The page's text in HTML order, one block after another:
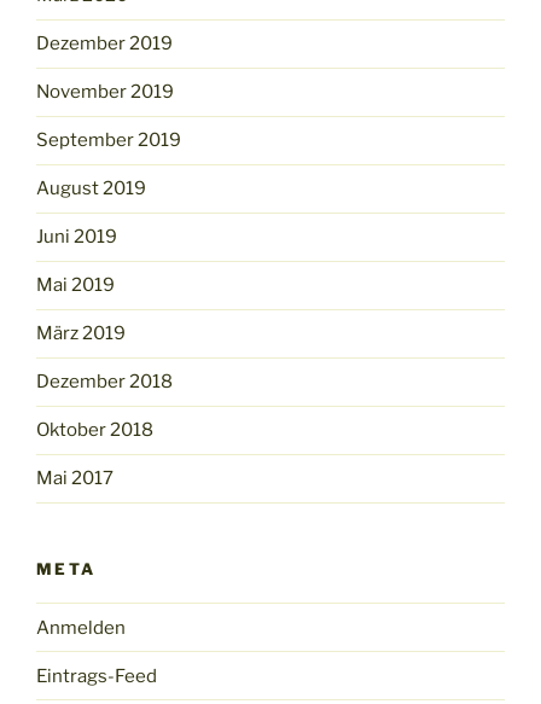
Dezember 2019
November 2019
September 2019
August 2019
Juni 2019
Mai 2019
März 2019
Dezember 2018
Oktober 2018
Mai 2017
META
Anmelden
Eintrags-Feed